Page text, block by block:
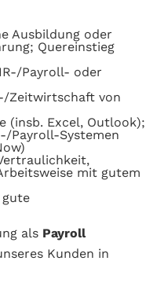
Ausbildung oder
Quereinstieg
Payroll- oder
Zeitwirtschaft von
(insb. Excel, Outlook);
Payroll-Systemen
mit gutem
gute
als Payroll
Kunden in